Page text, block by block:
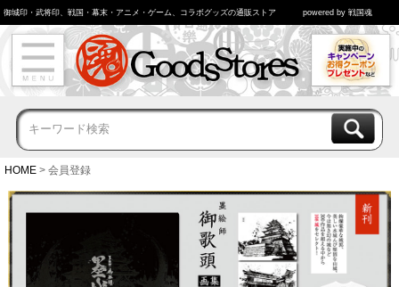
御城印・武将印、戦国・幕末・アニメ・ゲーム、コラボグッズの通販ストア powered by 戦国魂
HOME 会員登録